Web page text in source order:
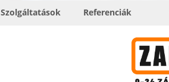
Szolgáltatások Referenciák